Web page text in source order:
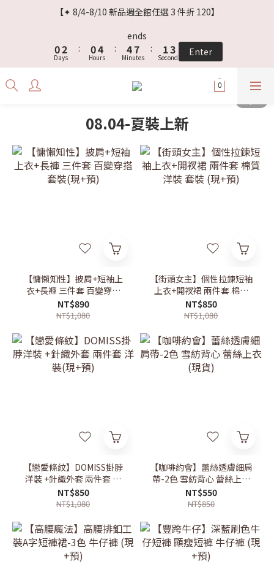
【✦ 8/4-8/10 新品週全館任選 3 件折 120】
ends
0
5
2
1
Days
:
3
2
0
7
4
3
Hours
:
7
5
4
3
8
7
6
4
2
1
Minutes
:
4
1
0
5
2
1
Seconds Enter
08.04-夏裝上新
【慵懶知性】披肩+短袖上
衣+長褲 三件套 百變穿搭
套裝(現+預)
NT$890
NT$1,080
【街頭女主】個性拉鍊短袖
上衣+開衩裙 兩件套 棉質
洋裝 套裝 (現+預)
NT$850
NT$1,080
【戀愛條紋】DOMISS掛脖
洋裝 +針織外套 兩件套 洋
裝(現+預)
NT$850
NT$1,080
【咖啡約會】蕾絲透膚細肩
帶-2色 雪紡背心 蕾絲上衣
(現貨)
NT$550
NT$850